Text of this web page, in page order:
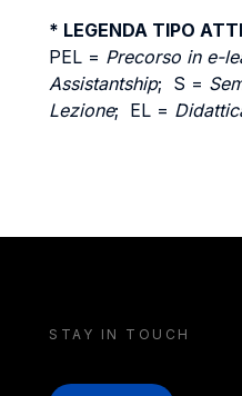
* LEGENDA TIPO
PEL = Precorso in e-
Assistantship; S =
Lezione; EL =
STAY IN TOUCH